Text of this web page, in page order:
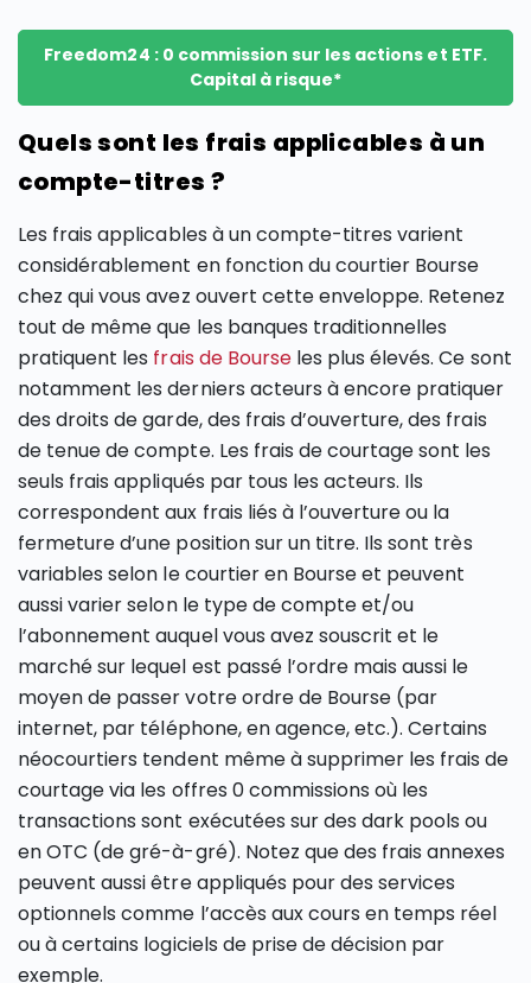
Freedom24 : 0 commission sur les actions et ETF.
Capital à risque*
Quels sont les frais applicables à un
compte-titres ?
Les frais applicables à un compte-titres varient
considérablement en fonction du courtier Bourse
chez qui vous avez ouvert cette enveloppe. Retenez
tout de même que les banques traditionnelles
pratiquent les frais de Bourseles plus élevés. Ce sont
notamment les derniers acteurs à encore pratiquer
des droits de garde, des frais d’ouverture, des frais
de tenue de compte. Les frais de courtage sont les
seuls frais appliqués par tous les acteurs. Ils
correspondent aux frais liés à l’ouverture ou la
fermeture d’une position sur un titre. Ils sont très
variables selon le courtier en Bourse et peuvent
aussi varier selon le type de compte et/ou
l’abonnement auquel vous avez souscrit et le
marché sur lequel est passé l’ordre mais aussi le
moyen de passer votre ordre de Bourse (par
internet, par téléphone, en agence, etc.). Certains
néocourtiers tendent même à supprimer les frais de
courtage via les offres 0 commissions où les
transactions sont exécutées sur des dark pools ou
en OTC (de gré-à-gré). Notez que des frais annexes
peuvent aussi être appliqués pour des services
optionnels comme l’accès aux cours en temps réel
ou à certains logiciels de prise de décision par
exemple.